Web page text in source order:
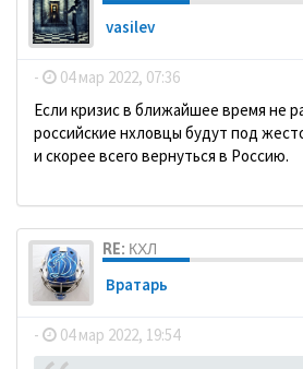
vasilev
- 04 мар 2022, 07:36
Если кризис в ближайшее время не
российские нхловцы будут под
и скорее всего вернуться в Россию.
RE: КХЛ
Вратарь
- 04 мар 2022, 19:54